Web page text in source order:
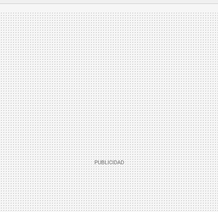
FACEBOOKTWITTERFLIPBOARD
E-
MAIL
WHATSAPP